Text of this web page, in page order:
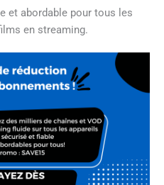
et abordable pour tous les
en streaming.